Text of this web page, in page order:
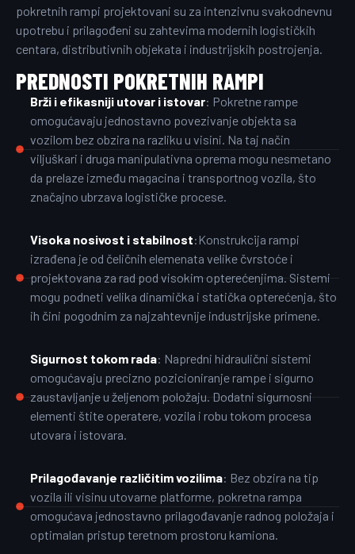
pokretnih rampi projektovani su za intenzivnu svakodnevnu
upotrebu i prilagođeni su zahtevima modernih logističkih
centara, distributivnih objekata i industrijskih postrojenja.
PREDNOSTI POKRETNIH RAMPI
Brži i efikasniji utovar i istovar: Pokretne rampe
omogućavaju jednostavno povezivanje objekta sa
vozilom bez obzira na razliku u visini. Na taj način
viljuškari i druga manipulativna oprema mogu nesmetano
da prelaze između magacina i transportnog vozila, što
značajno ubrzava logističke procese.
Visoka nosivost i stabilnost:Konstrukcija rampi
izrađena je od čeličnih elemenata velike čvrstoće i
projektovana za rad pod visokim opterećenjima. Sistemi
mogu podneti velika dinamička i statička opterećenja, što
ih čini pogodnim za najzahtevnije industrijske primene.
Sigurnost tokom rada: Napredni hidraulični sistemi
omogućavaju precizno pozicioniranje rampe i sigurno
zaustavljanje u željenom položaju. Dodatni sigurnosni
elementi štite operatere, vozila i robu tokom procesa
utovara i istovara.
Prilagođavanje različitim vozilima: Bez obzira na tip
vozila ili visinu utovarne platforme, pokretna rampa
omogućava jednostavno prilagođavanje radnog položaja i
optimalan pristup teretnom prostoru kamiona.